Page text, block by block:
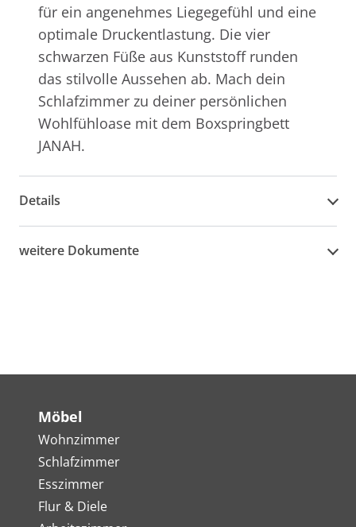
für ein angenehmes Liegegefühl und eine
optimale Druckentlastung. Die vier
schwarzen Füße aus Kunststoff runden
das stilvolle Aussehen ab. Mach dein
Schlafzimmer zu deiner persönlichen
Wohlfühloase mit dem Boxspringbett
JANAH.
Details
weitere Dokumente
Möbel
Wohnzimmer
Schlafzimmer
Esszimmer
Flur & Diele